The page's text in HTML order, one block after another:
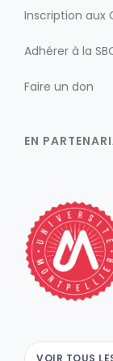
Inscription aux
Adhérer à la
Faire un don
EN